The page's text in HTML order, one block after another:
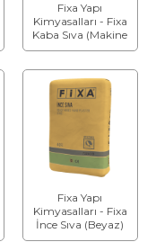
Fixa Yapı
Kimyasalları - Fixa
Kaba Sıva (Makine
Sıvası)
Fixa Yapı
Kimyasalları - Fixa
İnce Sıva (Beyaz)